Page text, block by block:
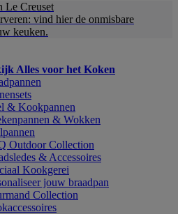
Le Creuset
vind hier de onmisbare
keuken.
Alles voor het Koken
& Kookpannen
& Wokken
Outdoor Collection
& Accessoires
Kookgerei
jouw braadpan
Collection